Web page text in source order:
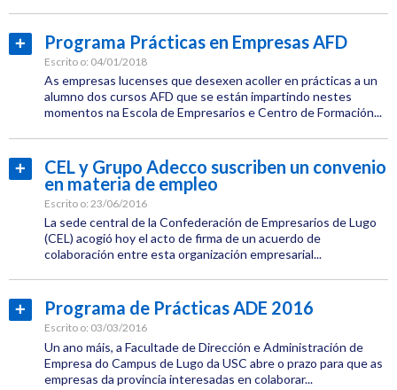
Emprego
Etiquetas:
CEL
Formación
Programa Prácticas en Empresas AFD
Escrito o: 04/01/2018
As empresas lucenses que desexen acoller en prácticas a un
alumno dos cursos AFD que se están impartindo nestes
momentos na Escola de Empresarios e Centro de Formación...
máis...
Emprego
Etiquetas:
CEL
CEL y Grupo Adecco suscriben un convenio
en materia de empleo
Escrito o: 23/06/2016
La sede central de la Confederación de Empresarios de Lugo
(CEL) acogió hoy el acto de firma de un acuerdo de
colaboración entre esta organización empresarial...
máis...
Emprego
Etiquetas:
CEL
Acordos
Programa de Prácticas ADE 2016
Escrito o: 03/03/2016
Un ano máis, a Facultade de Dirección e Administración de
Empresa do Campus de Lugo da USC abre o prazo para que as
empresas da provincia interesadas en colaborar...
máis...